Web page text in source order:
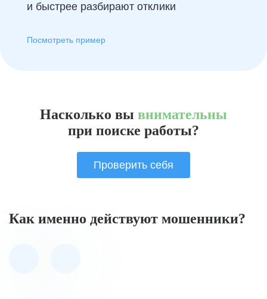
и быстрее разбирают отклики
Посмотреть пример
Насколько вы внимательны
при поиске работы?
Проверить себя
Как именно действуют мошенники?